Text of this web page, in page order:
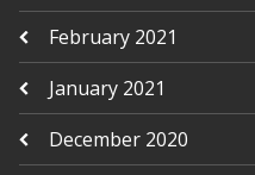
February 2021
January 2021
December 2020